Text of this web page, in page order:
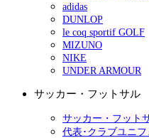
adidas
DUNLOP
le coq sportif GOLF
MIZUNO
NIKE
UNDER ARMOUR
サッカー・フットサル
サッカー・フット
代表･クラブユニフ